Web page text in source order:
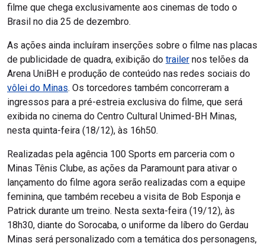
filme que chega exclusivamente aos cinemas de todo o
Brasil no dia 25 de dezembro.
As ações ainda incluíram inserções sobre o filme nas placas
de publicidade de quadra, exibição do trailer nos telões da
Arena UniBH e produção de conteúdo nas redes sociais do
vôlei do Minas. Os torcedores também concorreram a
ingressos para a pré-estreia exclusiva do filme, que será
exibida no cinema do Centro Cultural Unimed-BH Minas,
nesta quinta-feira (18/12), às 16h50.
Realizadas pela agência 100 Sports em parceria com o
Minas Tênis Clube, as ações da Paramount para ativar o
lançamento do filme agora serão realizadas com a equipe
feminina, que também recebeu a visita de Bob Esponja e
Patrick durante um treino. Nesta sexta-feira (19/12), às
18h30, diante do Sorocaba, o uniforme da líbero do Gerdau
Minas será personalizado com a temática dos personagens,